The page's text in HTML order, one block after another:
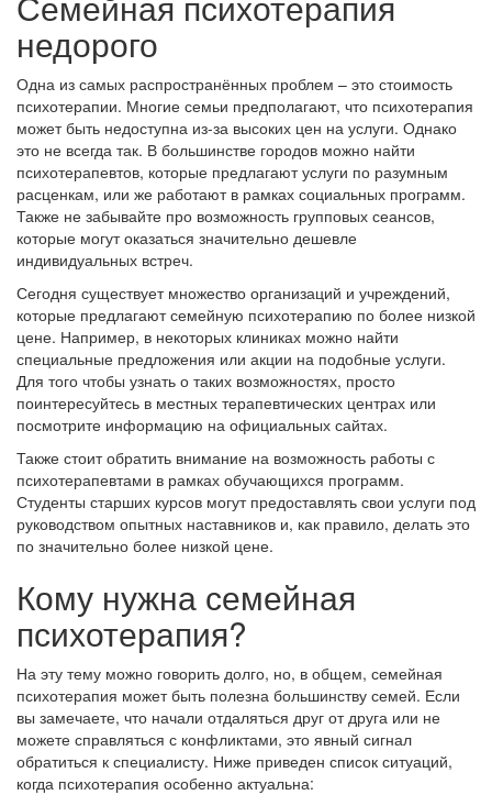
недорого
Одна из самых распространённых проблем – это стоимость
психотерапии. Многие семьи предполагают, что психотерапия
может быть недоступна из-за высоких цен на услуги. Однако
это не всегда так. В большинстве городов можно найти
психотерапевтов, которые предлагают услуги по разумным
расценкам, или же работают в рамках социальных программ.
Также не забывайте про возможность групповых сеансов,
которые могут оказаться значительно дешевле
индивидуальных встреч.
Сегодня существует множество организаций и учреждений,
которые предлагают семейную психотерапию по более низкой
цене. Например, в некоторых клиниках можно найти
специальные предложения или акции на подобные услуги.
Для того чтобы узнать о таких возможностях, просто
поинтересуйтесь в местных терапевтических центрах или
посмотрите информацию на официальных сайтах.
Также стоит обратить внимание на возможность работы с
психотерапевтами в рамках обучающихся программ.
Студенты старших курсов могут предоставлять свои услуги под
руководством опытных наставников и, как правило, делать это
по значительно более низкой цене.
Кому нужна семейная
психотерапия?
На эту тему можно говорить долго, но, в общем, семейная
психотерапия может быть полезна большинству семей. Если
вы замечаете, что начали отдаляться друг от друга или не
можете справляться с конфликтами, это явный сигнал
обратиться к специалисту. Ниже приведен список ситуаций,
когда психотерапия особенно актуальна: